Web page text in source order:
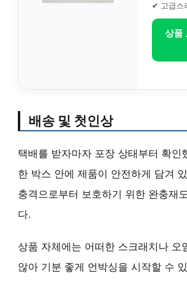
✔ 고급스
상품
배송 및 첫인상
택배를 받자마자 포장 상태부터 확인
한 박스 안에 제품이 안전하게 담겨
충격으로부터 보호하기 위한 완충재
다.
상품 자체에는 어떠한 스크래치나 오
않아 기분 좋게 언박싱을 시작할 수